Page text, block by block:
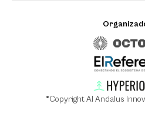
®Copyright Al Andalus